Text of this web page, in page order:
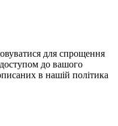
для спрощення
до вашого
в нашій політика